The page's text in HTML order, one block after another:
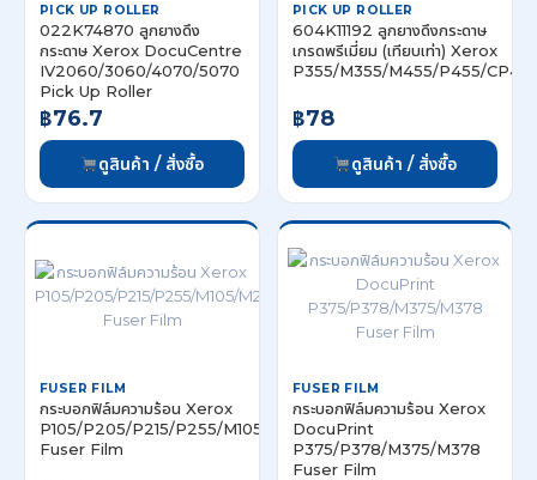
PICK UP ROLLER
022K74870 ลูกยางดึง
กระดาษ Xerox DocuCentre
IV2060/3060/4070/5070
Pick Up Roller
฿76.7
ดูสินค้า / สั่งซื้อ
PICK UP ROLLER
604K11192 ลูกยางดึงกระดาษ
เกรดพรีเมี่ยม (เทียบเท่า) Xerox
P355/M355/M455/P455/
฿78
ดูสินค้า / สั่งซื้อ
FUSER FILM
กระบอกฟิล์มความร้อน Xerox
P105/P205/P215/P255/M105/M205/M215/M255/CP105/CP205
Fuser Film
FUSER FILM
กระบอกฟิล์มความร้อน Xerox
DocuPrint
P375/P378/M375/M378
Fuser Film